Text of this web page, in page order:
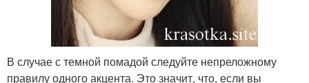
В случае с темной помадой следуйте непреложному
правилу одного акцента. Это значит, что, если вы